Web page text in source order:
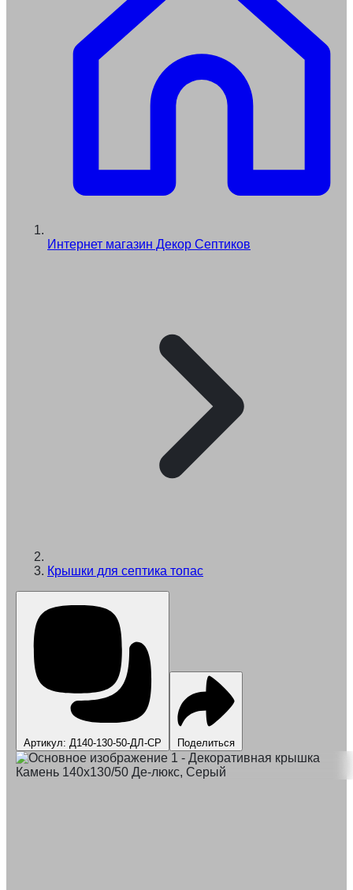
Интернет магазин Декор Септиков
Крышки для септика топас
Артикул: Д140-130-50-ДЛ-СР Поделиться